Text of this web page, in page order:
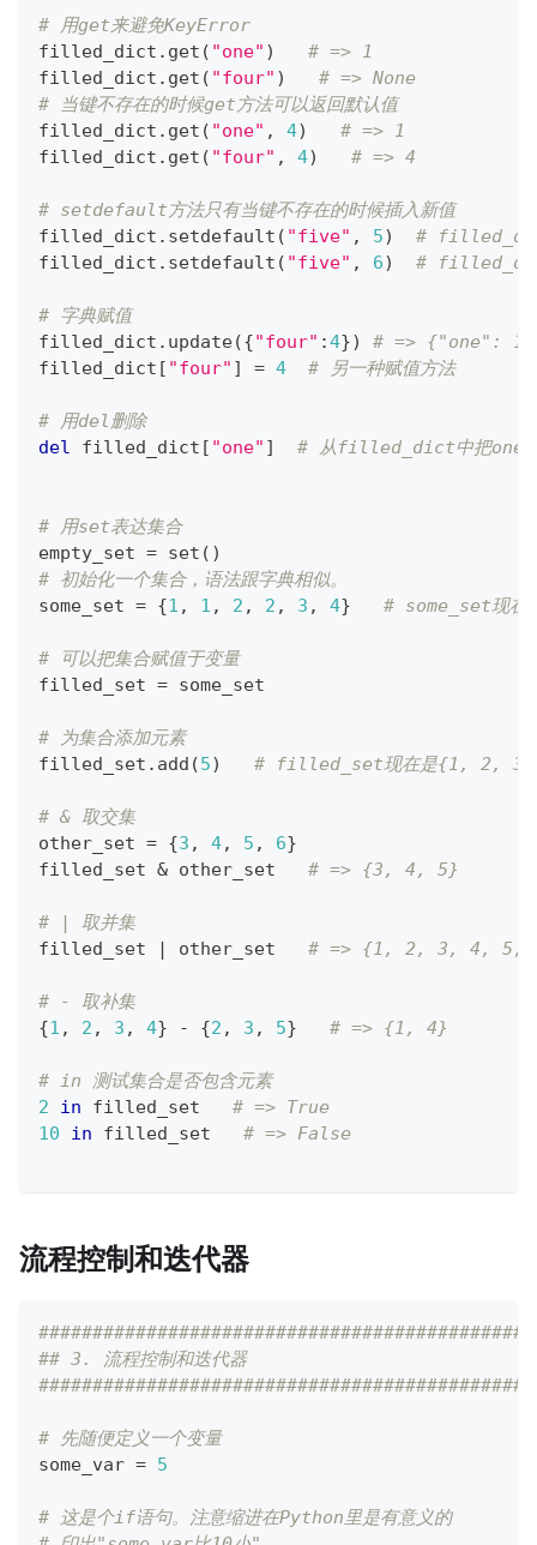
# 用get来避免KeyError
filled_dict . get ( "one" )
# => 1
filled_dict . get ( "four" )
# => None
# 当键不存在的时候get方法可以返回默认值
filled_dict . get ( "one" , 4)
# => 1
filled_dict . get ( "four" , 4) # => 4
# setdefault方法只有当键不存在的时候插入新值
filled_dict . setdefault ( "five" , 5)
#
filled_dict . setdefault ( "five" , 6) #
# 字典赋值
filled_dict . update({"four" :4})
# => {"one":
filled_dict [ "four" ] = 4 # 另一种赋值方法
# 用del删除
del filled_dict [ "one" ] # 从filled_dict中把one
# 用set表达集合
empty_set = set ( )
# 初始化一个集合，语法跟字典相似。
some_set = {1 , 1 , 2 , 2 , 3 , 4} # some_set现
# 可以把集合赋值于变量
filled_set = some_set
# 为集合添加元素
filled_set . add (5) # filled_set现在是{1, 2,
# & 取交集
other_set = {3 , 4, 5 , 6}
filled_set & other_set # => {3, 4, 5}
# | 取并集
filled_set
| other_set # => {1, 2, 3, 4, 5,
# - 取补集
{1 , 2 , 3 , 4} - {2 , 3 , 5} # => {1, 4}
# in 测试集合是否包含元素
2
in filled_set # => True
10
in filled_set # => False
流程控制和迭代器
## 3. 流程控制和迭代器
# 先随便定义一个变量
some_var = 5
# 这是个if语句。注意缩进在Python里是有意义的